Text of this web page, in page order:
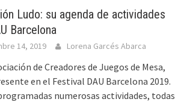
Ludo: su agenda de actividades
Barcelona
14, 2019 Lorena Garcés Abarca
de Creadores de Juegos de Mesa,
en el Festival DAU Barcelona 2019.
numerosas actividades, todas